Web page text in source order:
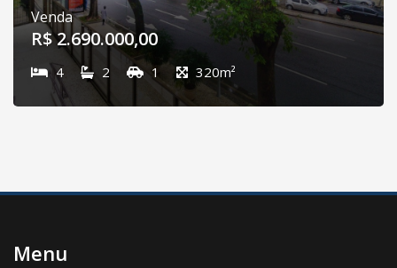
Venda
R$ 2.690.000,00
4 2 1 320m²
Menu